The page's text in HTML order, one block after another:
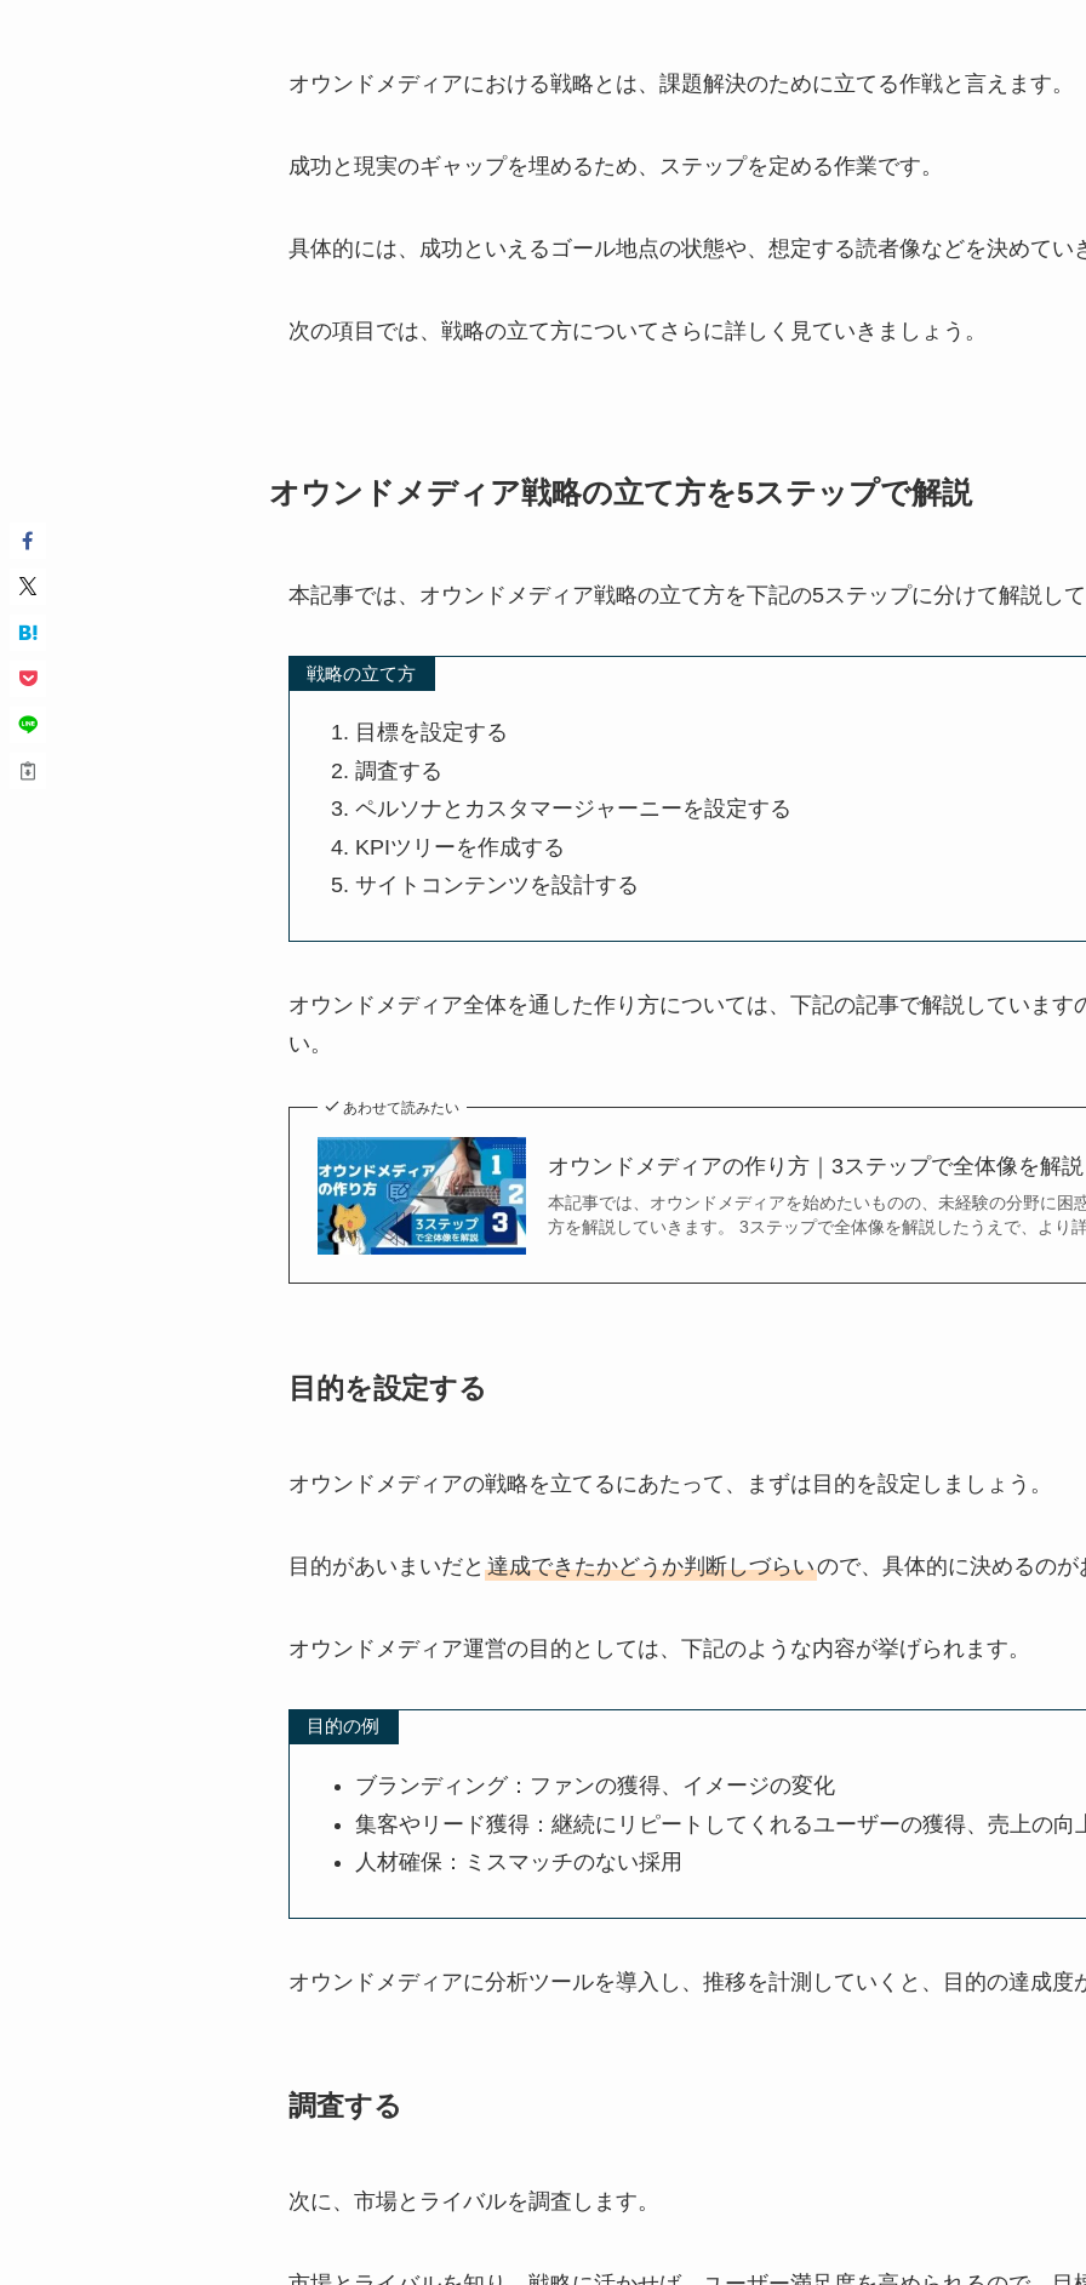
オウンドメディアにおける戦略とは、課題解決のために立てる作戦と言えます。
成功と現実のギャップを埋めるため、ステップを定める作業です。
具体的には、成功といえるゴール地点の状態や、想定する読者像などを決めてい
次の項目では、戦略の立て方についてさらに詳しく見ていきましょう。
オウンドメディア戦略の立て方を5ステップで解説
本記事では、オウンドメディア戦略の立て方を下記の5ステップに分けて解説して
戦略の立て方
目標を設定する
調査する
ペルソナとカスタマージャーニーを設定する
KPIツリーを作成する
サイトコンテンツを設計する
オウンドメディア全体を通した作り方については、下記の記事で解説しています
い。
あわせて読みたい
オウンドメディアの作り方｜3ステップで全体像を解説
本記事では、オウンドメディアを始めたいものの、未経験の分野に困
方を解説していきます。 3ステップで全体像を解説したうえで、より
目的を設定する
オウンドメディアの戦略を立てるにあたって、まずは目的を設定しましょう。
目的があいまいだと 達成できたかどうか判断しづらいので、具体的に決めるのが
オウンドメディア運営の目的としては、下記のような内容が挙げられます。
目的の例
ブランディング：ファンの獲得、イメージの変化
集客やリード獲得：継続にリピートしてくれるユーザーの獲得、売上の向
人材確保：ミスマッチのない採用
オウンドメディアに分析ツールを導入し、推移を計測していくと、目的の達成度
調査する
次に、市場とライバルを調査します。